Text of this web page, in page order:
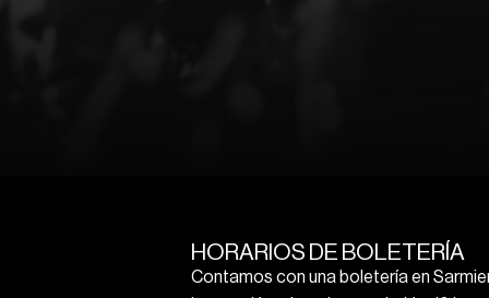
HORARIOS DE BOLETERÍA
Contamos con una boletería en